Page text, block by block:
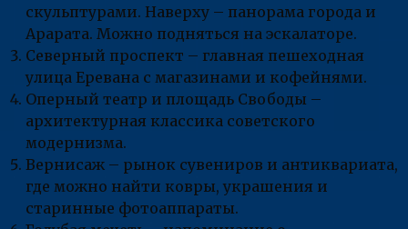
скульптурами. Наверху – панорама города и
Арарата. Можно подняться на эскалаторе.
Северный проспект – главная пешеходная
улица Еревана с магазинами и кофейнями.
Оперный театр и площадь Свободы –
архитектурная классика советского
модернизма.
Вернисаж – рынок сувениров и антиквариата,
где можно найти ковры, украшения и
старинные фотоаппараты.